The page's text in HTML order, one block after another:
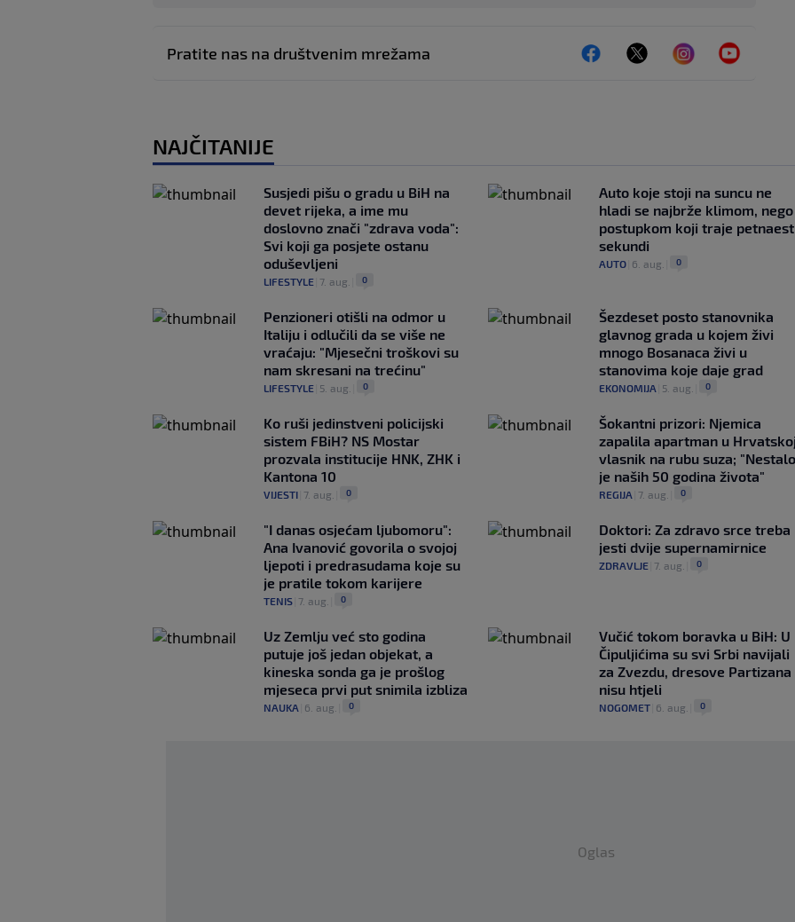
Pratite nas na društvenim mrežama
NAJČITANIJE
Susjedi pišu o gradu u BiH na
devet rijeka, a ime mu
doslovno znači "zdrava voda":
Svi koji ga posjete ostanu
oduševljeni
LIFESTYLE 7. aug. 0
Auto koje stoji na suncu ne
hladi se najbrže klimom, nego
postupkom koji traje petnaest
sekundi
AUTO| 6. aug. 0
Penzioneri otišli na odmor u
Italiju i odlučili da se više ne
vraćaju: "Mjesečni troškovi su
nam skresani na trećinu"
LIFESTYLE 5. aug. 0
Šezdeset posto stanovnika
glavnog grada u kojem živi
mnogo Bosanaca živi u
stanovima koje daje grad
EKONOMIJA 5. aug. 0
Ko ruši jedinstveni policijski
sistem FBiH? NS Mostar
prozvala institucije HNK, ZHK i
Kantona 10
VIJESTI 7. aug. 0
Šokantni prizori: Njemica
zapalila apartman u
vlasnik na rubu suza; "Nestalo
je naših 50 godina života"
REGIJA 7. aug. 0
"I danas osjećam ljubomoru":
Ana Ivanović govorila o svojoj
ljepoti i predrasudama koje su
je pratile tokom karijere
TENIS 7. aug. 0
Doktori: Za zdravo srce treba
jesti dvije supernamirnice
ZDRAVLJE| 7. aug. 0
Uz Zemlju već sto godina
putuje još jedan objekat, a
kineska sonda ga je prošlog
mjeseca prvi put snimila izbliza
NAUKA 6. aug. 0
Vučić tokom boravka u BiH: U
Čipuljićima su svi Srbi navijali
za Zvezdu, dresove Partizana
nisu htjeli
NOGOMET| 6. aug. 0
Oglas